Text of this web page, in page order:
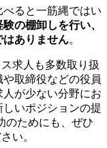
べると一筋縄ではい
の棚卸しを行い、
はありません。
求人も多数取り扱
取締役などの役員
が少ない分野にお
いポジションの提
のためにも、ぜひ
い。